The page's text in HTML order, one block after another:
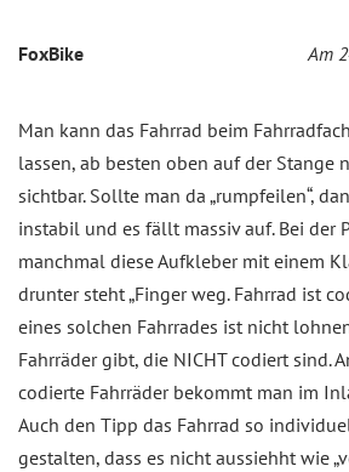
FoxBike Am
Man kann das Fahrrad beim
lassen, ab besten oben auf der Stange
sichtbar. Sollte man da „rumpfeilen“,
instabil und es fällt massiv auf. Bei der
manchmal diese Aufkleber mit einem
drunter steht „Finger weg. Fahrrad ist
eines solchen Fahrrades ist nicht
Fahrräder gibt, die NICHT codiert sind.
codierte Fahrräder bekommt man im
Auch den Tipp das Fahrrad so
gestalten, dass es nicht aussiehht wie